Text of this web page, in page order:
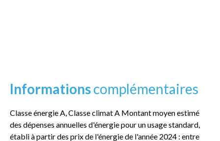
Informationscomplémentaires
Classe énergie A, Classe climat A Montant moyen estimé
des dépenses annuelles d'énergie pour un usage standard,
établi à partir des prix de l'énergie de l'année 2024 : entre